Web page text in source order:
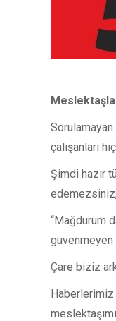
Sorulamayan
çalışanları
Şimdi hazır
“Mağdurum
güvenmeyen
Çare biziz
Haberlerimiz